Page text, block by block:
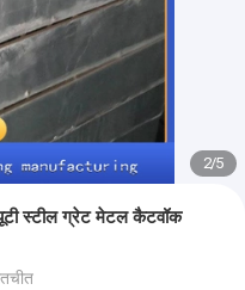
2/5
स्टील ग्रेट मेटल कैटवॉक